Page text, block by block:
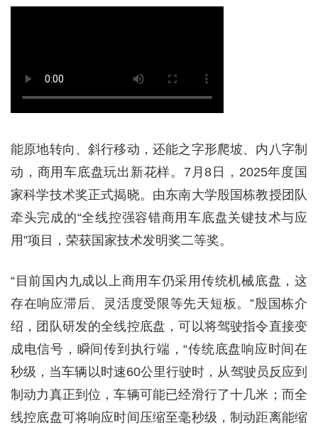
能原地转向、斜行移动，还能之字形爬坡、内八字制
动，商用车底盘玩出新花样。7月8日，2025年度国
家科学技术奖正式揭晓。由东南大学殷国栋教授团队
牵头完成的“全线控强容错商用车底盘关键技术与应
用”项目，荣获国家技术发明奖二等奖。
“目前国内九成以上商用车仍采用传统机械底盘，这
存在响应滞后、灵活度受限等先天短板。”殷国栋介
绍，团队研发的全线控底盘，可以将驾驶指令直接变
成电信号，瞬间传到执行端，“传统底盘响应时间在
秒级，当车辆以时速60公里行驶时，从驾驶员反应到
制动力真正到位，车辆可能已经滑行了十几米；而全
线控底盘可将响应时间压缩至毫秒级，制动距离能缩